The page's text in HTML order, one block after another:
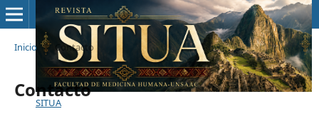
SITUA
Inicio / Contacto
Contacto